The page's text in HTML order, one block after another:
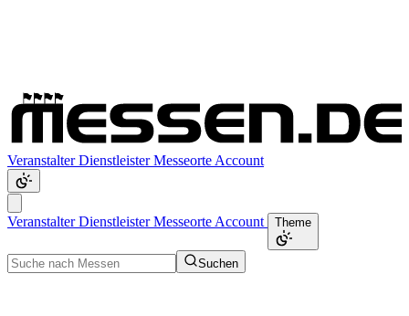
VeranstalterDienstleisterMesseorte Account
VeranstalterDienstleisterMesseorte Account Theme
Suchen